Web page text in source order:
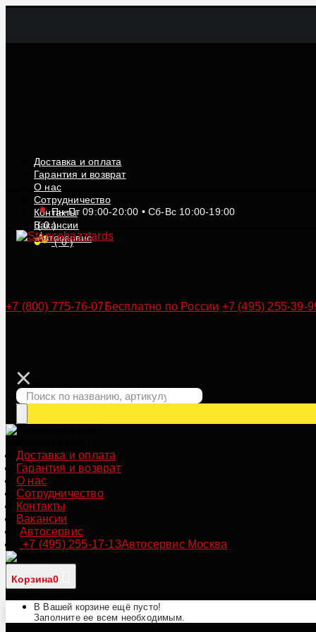
Доставка и оплата
Гарантия и возврат
О нас
Сотрудничество
Контакты
Вакансии
Автосервис
Пн-Пт 09:00-20:00 • Сб-Вс 10:00-19:00
(0)
(0)
+7 (800) 775-76-07 Бесплатно по России +7 (495) 255-39-
Доставка и оплата
Гарантия и возврат
О нас
Сотрудничество
Контакты
Вакансии
Автосервис
+7 (495) 255-17-13Автосервис Москва
Корзина0
В Вашей корзине ещё пусто!
Заполните ее всем необходимым.